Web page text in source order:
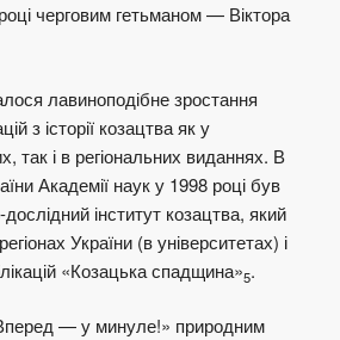
черговим гетьманом — Віктора
лавиноподібне зростання
з історії козацтва як у
так і в регіональних виданнях. В
Академії наук у 1998 році був
інститут козацтва, який
України (в університетах) і
«Козацька спадщина»5.
— у минуле!» природним